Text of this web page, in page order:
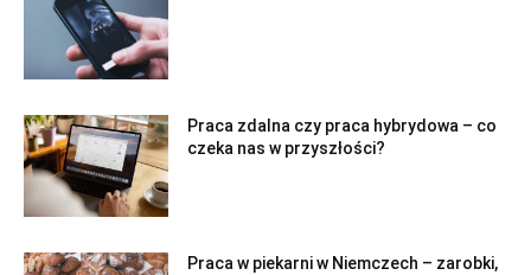
Praca zdalna czy praca hybrydowa – co
czeka nas w przyszłości?
Praca w piekarni w Niemczech – zarobki,